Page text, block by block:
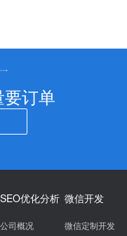
订单
SEO优化分析
公司概况
微信开发
微信定制开发